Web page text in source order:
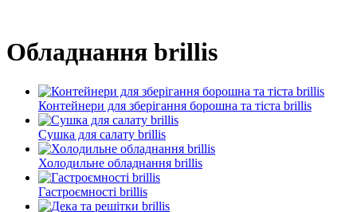
Обладнання brillis
Контейнери для зберігання борошна та тіста brillis
Сушка для салату brillis
Холодильне обладнання brillis
Гастроємності brillis